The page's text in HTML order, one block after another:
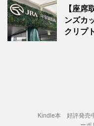
【座席
ンズカ
クリプ
Kindle本 好評発売